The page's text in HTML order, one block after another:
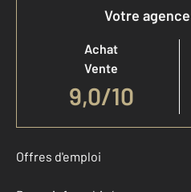
Votre
Achat
Vente
9,0/10
Offres d'emploi